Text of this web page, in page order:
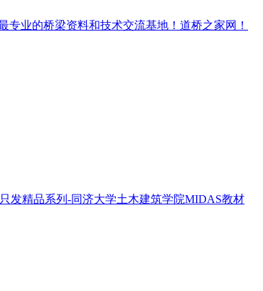
只发精品系列-同济大学土木建筑学院MIDAS教材